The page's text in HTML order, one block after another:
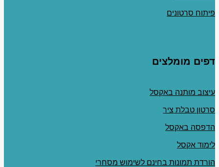
פיתוח סרטונים
דפים מומלצים
עיצוב מותנה באקסל
סרטון טבלת ציר
הדפסה באקסל
לימוד אקסל
הורדת תמונות בחינם לשימוש מסחרי